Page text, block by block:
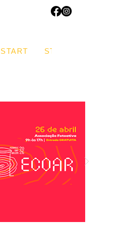
START START